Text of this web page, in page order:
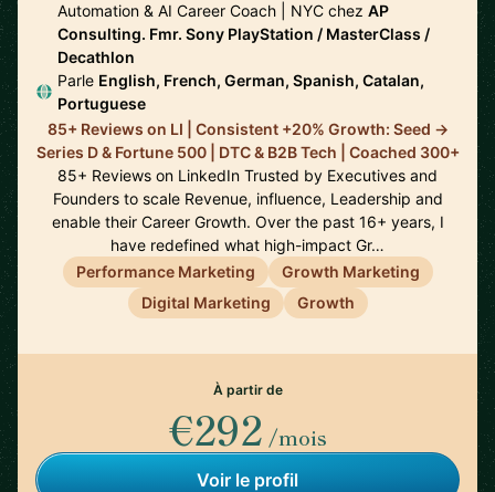
Automation & AI Career Coach | NYC chez AP
Consulting. Fmr. Sony PlayStation / MasterClass /
Decathlon
Parle English, French, German, Spanish, Catalan,
Portuguese
85+ Reviews on LI | Consistent +20% Growth: Seed ->
Series D & Fortune 500 | DTC & B2B Tech | Coached 300+
85+ Reviews on LinkedIn Trusted by Executives and
Founders to scale Revenue, influence, Leadership and
enable their Career Growth. Over the past 16+ years, I
have redefined what high-impact Gr…
Performance Marketing
Growth Marketing
Digital Marketing
Growth
À partir de
€292 /mois
Voir le profil